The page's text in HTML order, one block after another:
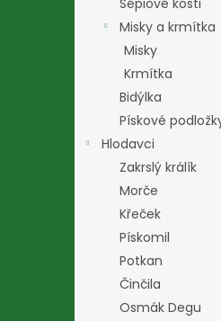
Sépiové kosti
Misky a krmítka
Misky
Krmítka
Bidýlka
Pískové
Hlodavci
Zakrslý králík
Morče
Křeček
Pískomil
Potkan
Činčila
Osmák Degu